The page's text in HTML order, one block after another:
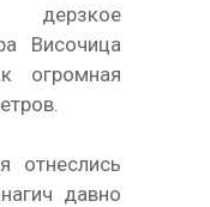
дерзкое
Височица
огромная
отнеслись
давно